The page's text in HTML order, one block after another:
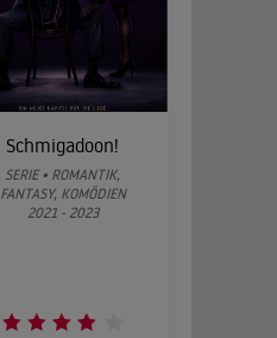
Schmigadoon!
SERIE • ROMANTIK,
FANTASY, KOMÖDIEN
2021 - 2023